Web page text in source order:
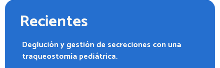
Recientes
Deglución y gestión de secreciones con una
traqueostomía pediátrica.